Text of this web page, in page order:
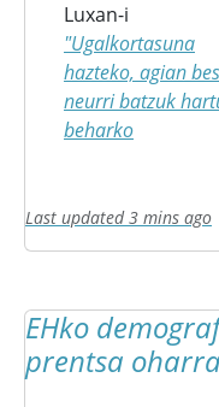
Luxan-i
"Ugalkortasuna
hazteko, agian
neurri batzuk
beharko
Last updated 3 mins ago
EHko
prentsa oharra